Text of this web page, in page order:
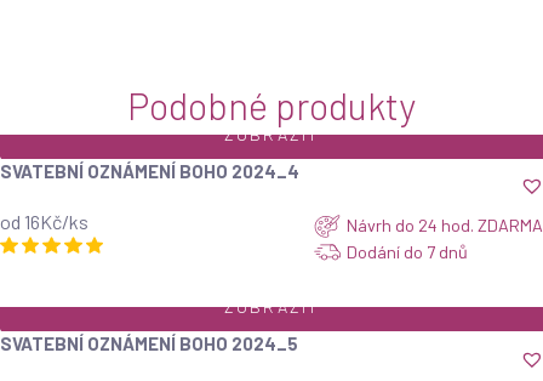
Podobné produkty
ZOBRAZIT
SVATEBNÍ OZNÁMENÍ BOHO 2024_4
od 16Kč/ks
Návrh do 24 hod. ZDARMA
Dodání do 7 dnů
ZOBRAZIT
SVATEBNÍ OZNÁMENÍ BOHO 2024_5